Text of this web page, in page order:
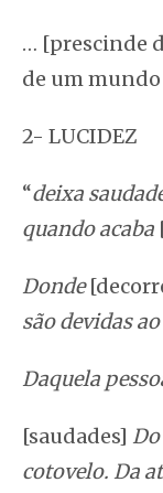
… [prescinde
de um
2- LUCIDEZ
“deixa
quando acaba
Donde
são devidas
Daquela
[saudades]
cotovelo. Da